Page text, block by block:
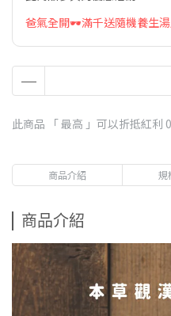
爸氣全開🕶️滿千送隨機養生
此商品 「 最高 」可以折抵紅利 0
商品介紹 規
商品介紹